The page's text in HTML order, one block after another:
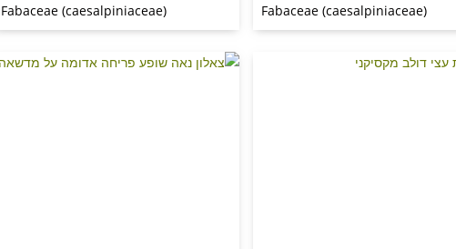
Fabaceae (caesalpiniaceae)
Fabaceae (caesalpiniaceae)